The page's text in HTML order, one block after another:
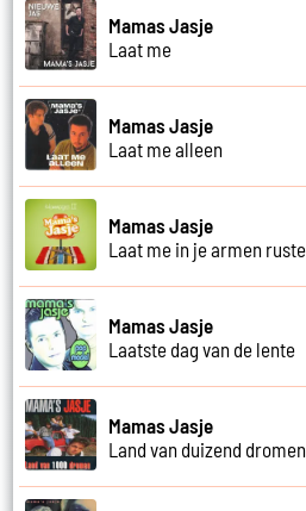
Mamas Jasje
Laat me
Mamas Jasje
Laat me alleen
Mamas Jasje
Laat me in je armen
Mamas Jasje
Laatste dag van de lente
Mamas Jasje
Land van duizend dromen